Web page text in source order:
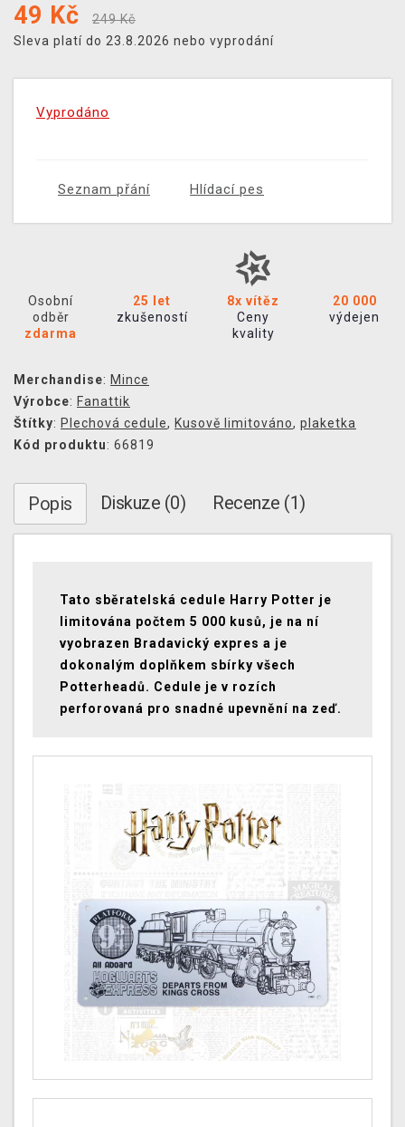
49 Kč
249 Kč
Sleva platí do 23.8.2026 nebo vyprodání
Vyprodáno
Seznam přání Hlídací pes
Osobní
odběr
zdarma
25 let
zkušeností
8x vítěz
Ceny
kvality
20 000
výdejen
Merchandise: Mince
Výrobce: Fanattik
Štítky: Plechová cedule, Kusově limitováno, plaketka
Kód produktu: 66819
Popis Diskuze (0) Recenze (1)
Tato sběratelská cedule Harry Potter je
limitována počtem 5 000 kusů, je na ní
vyobrazen Bradavický expres a je
dokonalým doplňkem sbírky všech
Potterheadů. Cedule je v rozích
perforovaná pro snadné upevnění na zeď.